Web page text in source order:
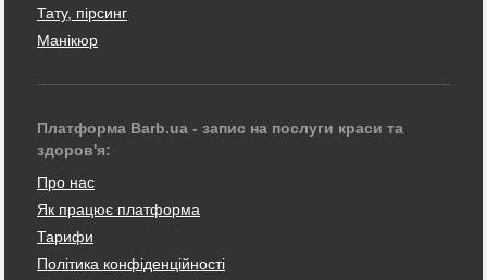
Тату, пірсинг
Манікюр
Платформа Barb.ua - запис на послуги краси та
здоров'я:
Про нас
Як працює платформа
Тарифи
Політика конфіденційності